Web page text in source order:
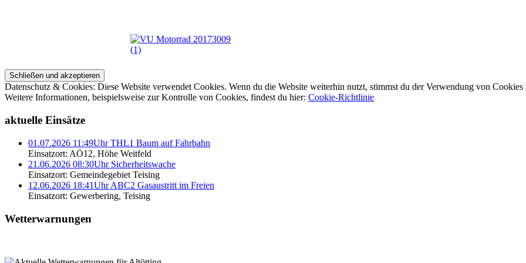
Datenschutz & Cookies: Diese Website verwendet Cookies. Wenn du die Website weiterhin nutzt, stimmst du der Verwendung von Cookies
Weitere Informationen, beispielsweise zur Kontrolle von Cookies, findest du hier: Cookie-Richtlinie
aktuelle Einsätze
01.07.2026 11:49Uhr THL1 Baum auf Fahrbahn
Einsatzort: AÖ12, Höhe Weitfeld
21.06.2026 08:30Uhr Sicherheitswache
Einsatzort: Gemeindegebiet Teising
12.06.2026 18:41Uhr ABC2 Gasaustritt im Freien
Einsatzort: Gewerbering, Teising
Wetterwarnungen